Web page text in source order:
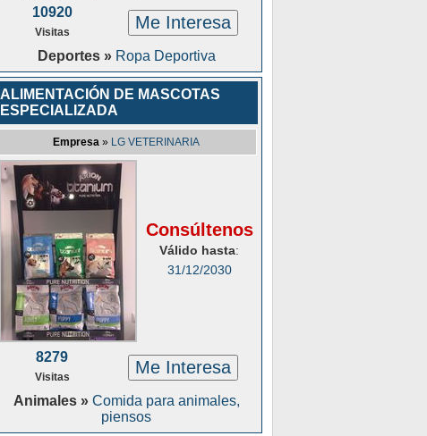
10920
Visitas Me Interesa
Deportes » Ropa Deportiva
ALIMENTACIÓN DE MASCOTAS
ESPECIALIZADA
Empresa » LG VETERINARIA
Consúltenos
Válido hasta:
31/12/2030
8279
Visitas Me Interesa
Animales » Comida para animales,
piensos